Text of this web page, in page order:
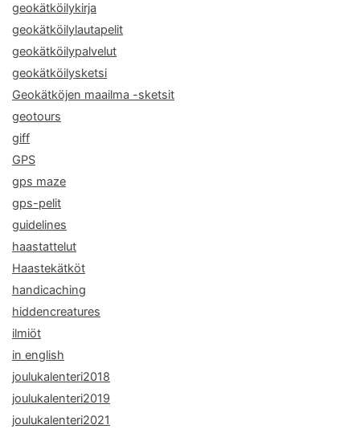
geokätköilykirja
geokätköilylautapelit
geokätköilypalvelut
geokätköilysketsi
Geokätköjen maailma -sketsit
geotours
giff
GPS
gps maze
gps-pelit
guidelines
haastattelut
Haastekätköt
handicaching
hiddencreatures
ilmiöt
in english
joulukalenteri2018
joulukalenteri2019
joulukalenteri2021